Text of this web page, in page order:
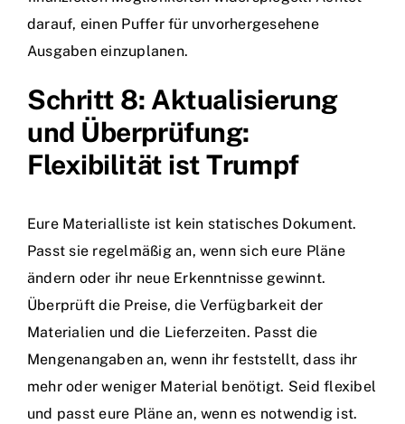
darauf, einen Puffer für unvorhergesehene
Ausgaben einzuplanen.
Schritt 8: Aktualisierung
und Überprüfung:
Flexibilität ist Trumpf
Eure Materialliste ist kein statisches Dokument.
Passt sie regelmäßig an, wenn sich eure Pläne
ändern oder ihr neue Erkenntnisse gewinnt.
Überprüft die Preise, die Verfügbarkeit der
Materialien und die Lieferzeiten. Passt die
Mengenangaben an, wenn ihr feststellt, dass ihr
mehr oder weniger Material benötigt. Seid flexibel
und passt eure Pläne an, wenn es notwendig ist.